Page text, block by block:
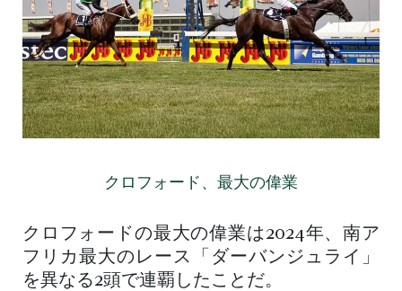
クロフォード、最大の偉業
クロフォードの最大の偉業は2024年、南ア
フリカ最大のレース「ダーバンジュライ」
を異なる2頭で連覇したことだ。